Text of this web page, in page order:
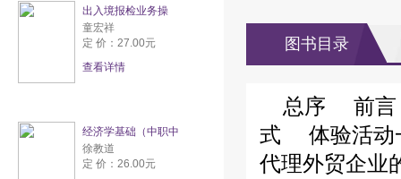
出入境报检业务操
童宏祥
定 价：27.00元
查看详情
经济学基础（中职中
徐教道
定 价：26.00元
图书目录
总序 前言
式 体验活动
代理外贸企业